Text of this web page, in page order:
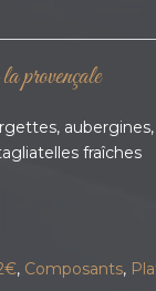
provençale
fraîches
, Composants,